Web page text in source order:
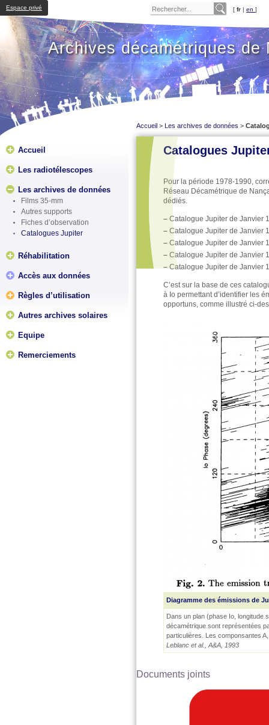
Espace privé [ fr | en ]
Archives décamétriques de
Accueil
Les radiotélescopes
Les archives de données
Films 35-mm
Autres supports
Fiches d’observation
Catalogues Jupiter
Réhabilitation
Accès aux données
Règles d’utilisation
Autres archives solaires
Equipe
Remerciements
Accueil > Les archives de données >
Catalogues
Pour la période 1978-1990,
Réseau Décamétrique de
dédiés.
– Catalogue Jupiter de Janvier
– Catalogue Jupiter de Janvier
– Catalogue Jupiter de Janvier
– Catalogue Jupiter de Janvier
–Catalogue Jupiter de Janvier
C’est sur la base de ces
à Io permettant d’identifier les
opportuns, comme illustré ci-
Diagramme des émissions de
Dans un plan (phase Io, longitude
décamétrique sont représentées
particulières. Les componsantes
Leblanc et al., A&A, 1993
Documents joints